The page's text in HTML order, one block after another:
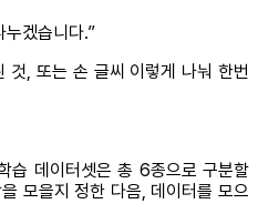
겠습니다.”
것, 또는 손 글씨 이렇게 나눠 한번
습 데이터셋은 총 6종으로 구분할
모을지 정한 다음, 데이터를 모으